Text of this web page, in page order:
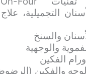
التجميلية،
والسنخ
والوجهية
الفكين
والفكين